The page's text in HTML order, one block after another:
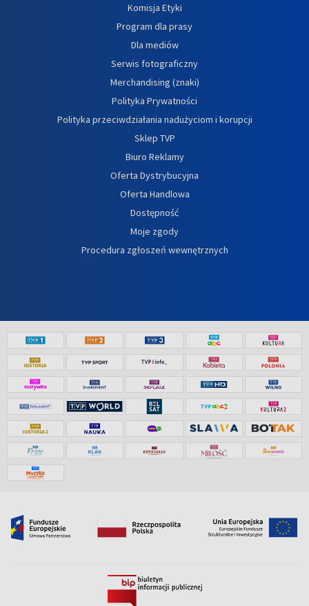
Komisja Etyki
Program dla prasy
Dla mediów
Serwis fotograficzny
Merchandising (znaki)
Polityka Prywatności
Polityka przeciwdziałania nadużyciom i korupcji
Sklep TVP
Biuro Reklamy
Oferta Dystrybucyjna
Oferta Handlowa
Dostępność
Moje zgody
Procedura zgłoszeń wewnętrznych